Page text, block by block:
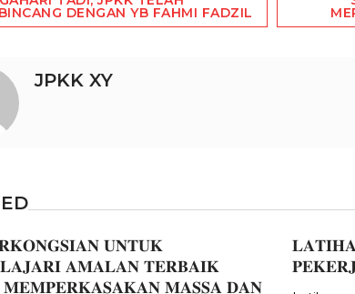
DENGAN YB FAHMI FADZIL
JPKK XY
𝐔𝐍𝐓𝐔𝐊
𝐀𝐌𝐀𝐋𝐀𝐍 𝐓𝐄𝐑𝐁𝐀𝐈𝐊
𝐌𝐀𝐒𝐒𝐀 𝐃𝐀𝐍